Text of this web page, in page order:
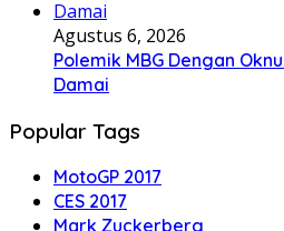
Agustus 6, 2026
Polemik MBG Dengan
Damai
Popular Tags
MotoGP 2017
CES 2017
Mark Zuckerberg